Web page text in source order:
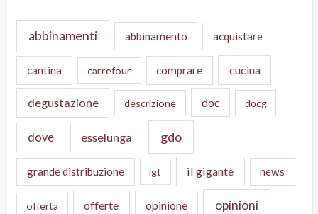
abbinamenti abbinamento acquistare
cantina carrefour comprare cucina
degustazione descrizione doc docg
dove esselunga gdo
grande distribuzione igt il gigante news
offerta offerte opinione opinioni